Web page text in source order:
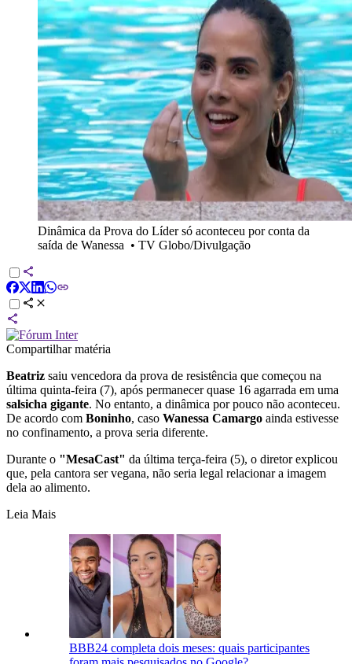
Dinâmica da Prova do Líder só aconteceu por conta da
saída de Wanessa • TV Globo/Divulgação
Compartilhar matéria
Beatriz saiu vencedora da prova de resistência que começou na
última quinta-feira (7), após permanecer quase 16 agarrada em uma
salsicha gigante. No entanto, a dinâmica por pouco não aconteceu.
De acordo com Boninho, caso Wanessa Camargo ainda estivesse
no confinamento, a prova seria diferente.
Durante o "MesaCast" da última terça-feira (5), o diretor explicou
que, pela cantora ser vegana, não seria legal relacionar a imagem
dela ao alimento.
Leia Mais
BBB24 completa dois meses: quais participantes